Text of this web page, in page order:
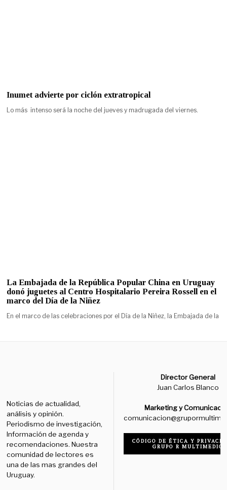
Inumet advierte por ciclón extratropical
Lo más intenso será la noche del jueves y madrugada del viernes.
La Embajada de la República Popular China en Uruguay
donó juguetes al Centro Hospitalario Pereira Rossell en el
marco del Día de la Niñez
En el marco de las celebraciones por el Día de la Niñez, la Embajada de la
Noticias de actualidad,
análisis y opinión.
Periodismo de investigación,
Información de agenda y
recomendaciones. Nuestra
comunidad de lectores es
una de las mas grandes del
Uruguay.
Director General
Juan Carlos Blanco
Marketing y
CÓDIGO DE ÉTICA Y
GRUPO R MULTIMEDIO